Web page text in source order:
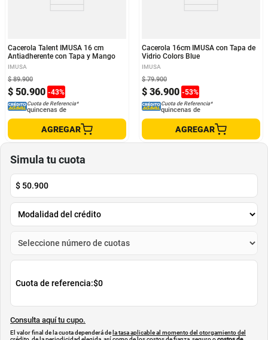
Cacerola Talent IMUSA 16 cm
Antiadherente con Tapa y Mango
IMUSA
$ 50.900 -43%
$ 89.900
Cuota de Referencia*
quincenas de
AGREGAR
Cacerola 16cm IMUSA con Tapa de
Vidrio Colors Blue
IMUSA
$ 36.900 -53%
$ 79.900
Cuota de Referencia*
quincenas de
AGREGAR
Simula tu cuota
$ 50.900
Cuota de referencia:$0
Consulta aquí tu cupo.
El valor final de la cuota dependerá de la tasa aplicable al momento del otorgamiento del